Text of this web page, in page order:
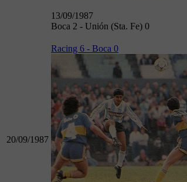
13/09/1987
Boca 2 - Unión (Sta. Fe) 0
20/09/1987
Racing 6 - Boca 0